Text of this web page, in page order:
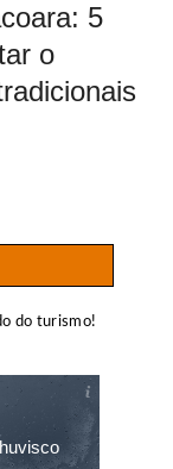
5
o
do turismo!